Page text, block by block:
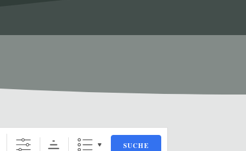
SUCHE